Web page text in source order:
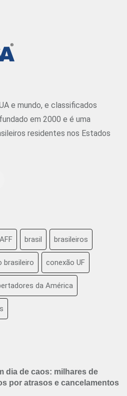
e mundo, e classificados
em 2000 e é uma
residentes nos Estados
brasil brasileiros
brasileiro conexão UF
da América
dia de caos: milhares de
por atrasos e cancelamentos